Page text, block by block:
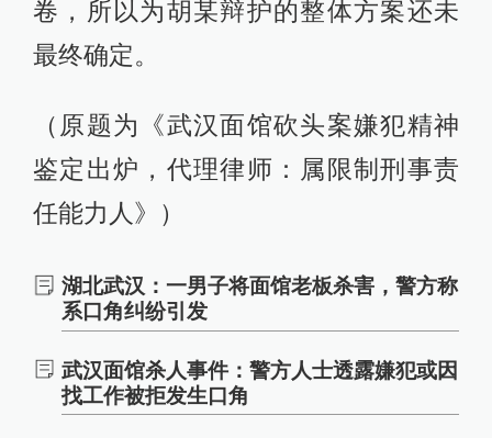
卷，所以为胡某辩护的整体方案还未
最终确定。
（原题为《武汉面馆砍头案嫌犯精神
鉴定出炉，代理律师：属限制刑事责
任能力人》）
湖北武汉：一男子将面馆老板杀害，警方称
系口角纠纷引发
武汉面馆杀人事件：警方人士透露嫌犯或因
找工作被拒发生口角